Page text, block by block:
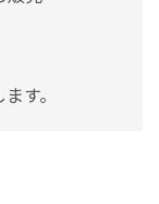
す。